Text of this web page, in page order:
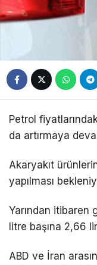
Petrol
da artırmaya
Akaryakıt
yapılması
Yarından itibaren
litre başına 2,66
ABD ve İran